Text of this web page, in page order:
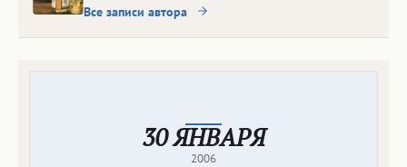
Все записи автора
30 ЯНВАРЯ
2006